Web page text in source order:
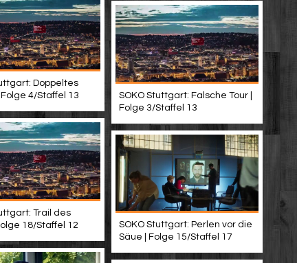
Doppeltes
Folge 4/Staffel 13
SOKO Stuttgart: Falsche Tour |
Folge 3/Staffel 13
Trail des
18/Staffel 12
SOKO Stuttgart: Perlen vor die
Säue | Folge 15/Staffel 17